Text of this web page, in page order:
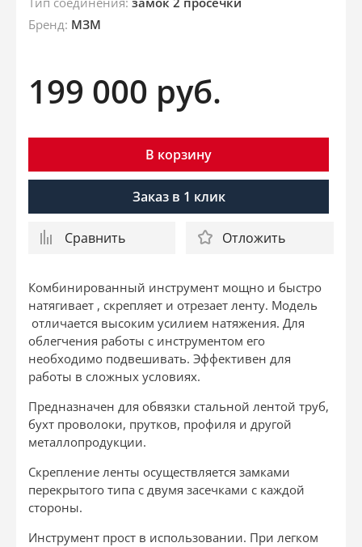
Бренд: МЗМ
199 000 руб.
В корзину
Заказ в 1 клик
Сравнить Отложить
Комбинированный инструмент мощно и быстро
натягивает , скрепляет и отрезает ленту. Модель
отличается высоким усилием натяжения. Для
облегчения работы с инструментом его
необходимо подвешивать. Эффективен для
работы в сложных условиях.
Предназ­начен для обвязки стальной лентой труб,
бухт проволоки, прутков, профиля и другой
металлопродукции.
Скрепление ленты осуществляется замками
перекрытого типа с двумя засечками с каждой
стороны.
Инструмент прост в использовании. При легком